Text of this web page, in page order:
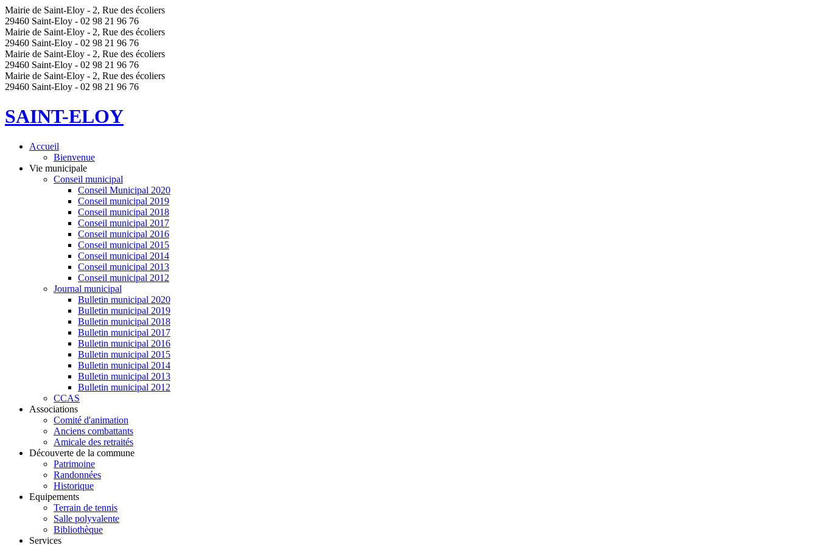
Mairie de Saint-Eloy - 2, Rue des écoliers
29460 Saint-Eloy - 02 98 21 96 76
Mairie de Saint-Eloy - 2, Rue des écoliers
29460 Saint-Eloy - 02 98 21 96 76
Mairie de Saint-Eloy - 2, Rue des écoliers
29460 Saint-Eloy - 02 98 21 96 76
Mairie de Saint-Eloy - 2, Rue des écoliers
29460 Saint-Eloy - 02 98 21 96 76
SAINT-ELOY
Accueil
Bienvenue
Vie municipale
Conseil municipal
Conseil Municipal 2020
Conseil municipal 2019
Conseil municipal 2018
Conseil municipal 2017
Conseil municipal 2016
Conseil municipal 2015
Conseil municipal 2014
Conseil municipal 2013
Conseil municipal 2012
Journal municipal
Bulletin municipal 2020
Bulletin municipal 2019
Bulletin municipal 2018
Bulletin municipal 2017
Bulletin municipal 2016
Bulletin municipal 2015
Bulletin municipal 2014
Bulletin municipal 2013
Bulletin municipal 2012
CCAS
Associations
Comité d'animation
Anciens combattants
Amicale des retraités
Découverte de la commune
Patrimoine
Randonnées
Historique
Equipements
Terrain de tennis
Salle polyvalente
Bibliothèque
Services